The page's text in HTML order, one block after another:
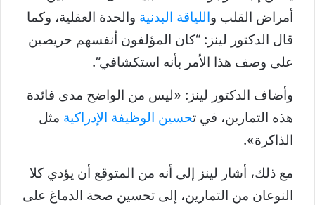
أمراض القلب واللياقة البدنية والحدة العقلية، وكما
قال الدكتور لينز: “كان المؤلفون أنفسهم حريصين
على وصف هذا الأمر بأنه استكشافي”.
وأضاف الدكتور لينز: «ليس من الواضح مدى فائدة
هذه التمارين، في تحسين الوظيفة الإدراكية مثل
الذاكرة».
مع ذلك، أشار لينز إلى أنه من المتوقع أن يؤدي كلا
النوعان من التمارين، إلى تحسين صحة الدماغ على